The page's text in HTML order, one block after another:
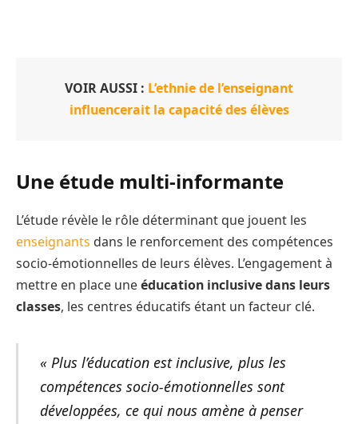
VOIR AUSSI : L’ethnie de l’enseignant
influencerait la capacité des élèves
Une étude multi-informante
L’étude révèle le rôle déterminant que jouent les
enseignants dans le renforcement des compétences
socio-émotionnelles de leurs élèves. L’engagement à
mettre en place uneéducation inclusive dans leurs
classes, les centres éducatifs étant un facteur clé.
« Plus l’éducation est inclusive, plus les
compétences socio-émotionnelles sont
développées, ce qui nous amène à penser